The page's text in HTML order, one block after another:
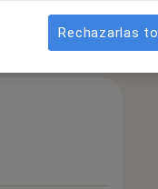
Rechazarlas